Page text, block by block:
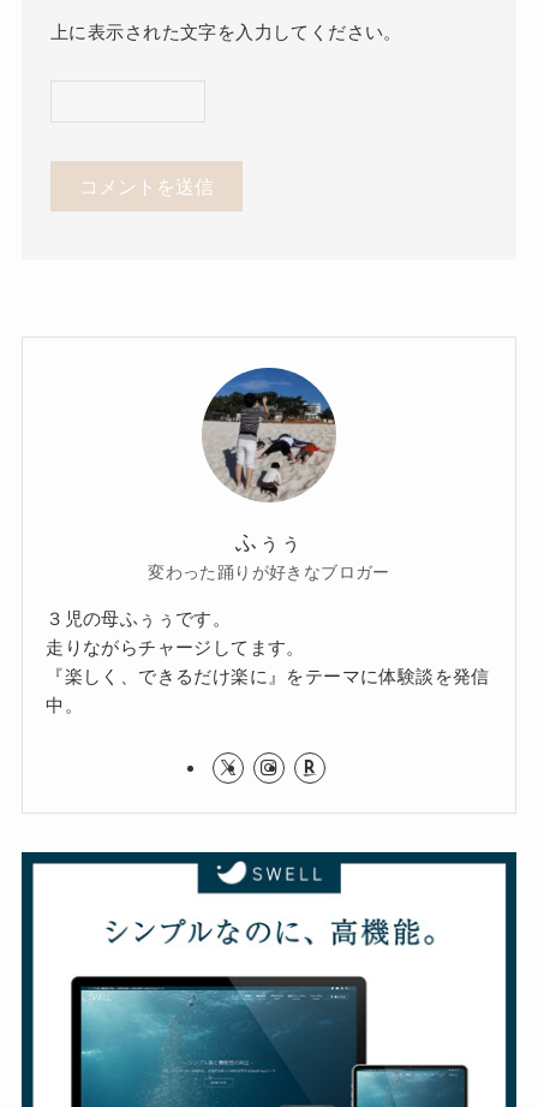
上に表示された文字を入力してください。
ふぅぅ
変わった踊りが好きなブロガー
３児の母ふぅぅです。
走りながらチャージしてます。
『楽しく、できるだけ楽に』をテーマに体験談を発信
中。